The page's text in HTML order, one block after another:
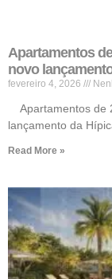
Apartamentos
novo
fevereiro 4, 2026
Apartamentos de
lançamento da
Read More »